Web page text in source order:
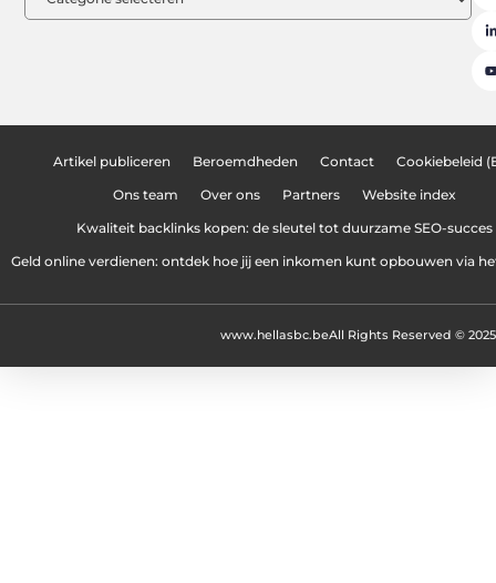
Artikel publiceren Beroemdheden Contact Cookiebeleid
Ons team Over ons Partners Website index
Kwaliteit backlinks kopen: de sleutel tot duurzame SEO-succes
Geld online verdienen: ontdek hoe jij een inkomen kunt opbouwen via
All Rights Reserved © 2025
www.hellasbc.be